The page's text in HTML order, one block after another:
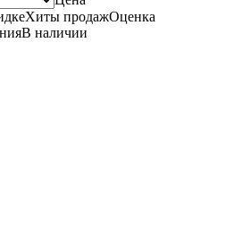
Хиты продажОценка
В наличии